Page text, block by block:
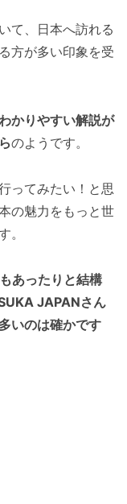
て、日本へ訪れる
方が多い印象を受
かりやすい解説が
のようです。
ってみたい！と思
の魅力をもっと世
。
あったりと結構
JAPANさん
いのは確かです